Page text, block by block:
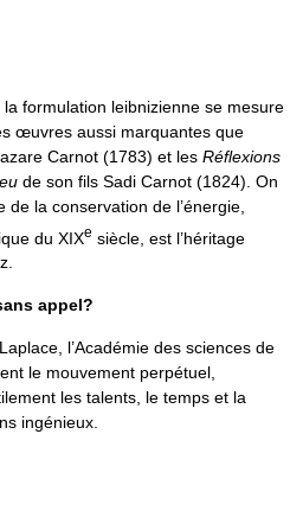
formulation leibnizienne se mesure
œuvres aussi marquantes que
Carnot (1783) et les Réflexions
de son fils Sadi Carnot (1824). On
la conservation de l’énergie,
du XIXe siècle, est l’héritage
appel?
l’Académie des sciences de
le mouvement perpétuel,
les talents, le temps et la
ingénieux.